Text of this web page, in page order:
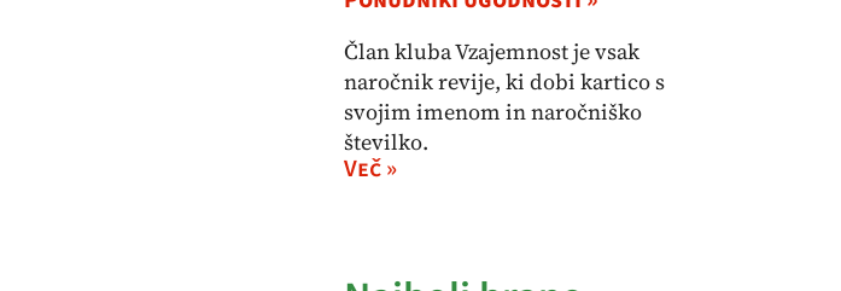
Član kluba Vzajemnost je vsak
naročnik revije, ki dobi kartico s
svojim imenom in naročniško
številko.
Več »